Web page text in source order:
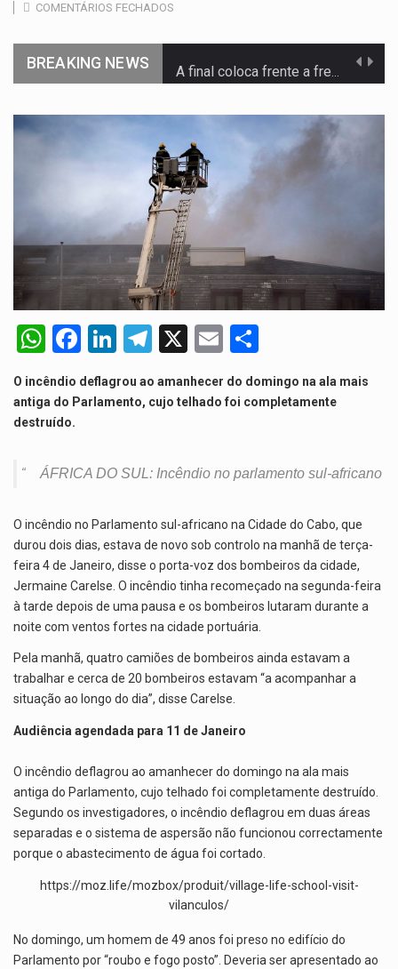
COMENTÁRIOS FECHADOS
BREAKING NEWS
A cidade de Bunia, capital da província de Ituri, tornou-se…
O Senado dos Estados Unidos aprovou, no dia 7 de…
W
h
at
s
p
F
a
ce
o
Li
ke
T
e
m
X
E
m
ail ar
O incêndio deflagrou ao amanhecer do domingo na ala mais
antiga do Parlamento, cujo telhado foi completamente
destruído.
ÁFRICA DO SUL: Incêndio no parlamento sul-africano
O incêndio no Parlamento sul-africano na Cidade do Cabo, que
durou dois dias, estava de novo sob controlo na manhã de terça-
feira 4 de Janeiro, disse o porta-voz dos bombeiros da cidade,
Jermaine Carelse. O incêndio tinha recomeçado na segunda-feira
à tarde depois de uma pausa e os bombeiros lutaram durante a
noite com ventos fortes na cidade portuária.
Pela manhã, quatro camiões de bombeiros ainda estavam a
trabalhar e cerca de 20 bombeiros estavam “a acompanhar a
situação ao longo do dia”, disse Carelse.
Audiência agendada para 11 de Janeiro
O incêndio deflagrou ao amanhecer do domingo na ala mais
antiga do Parlamento, cujo telhado foi completamente destruído.
Segundo os investigadores, o incêndio deflagrou em duas áreas
separadas e o sistema de aspersão não funcionou correctamente
porque o abastecimento de água foi cortado.
https://moz.life/mozbox/produit/village-life-school-visit-
vilanculos/
No domingo, um homem de 49 anos foi preso no edifício do
Parlamento por “roubo e fogo posto”. Deveria ser apresentado ao